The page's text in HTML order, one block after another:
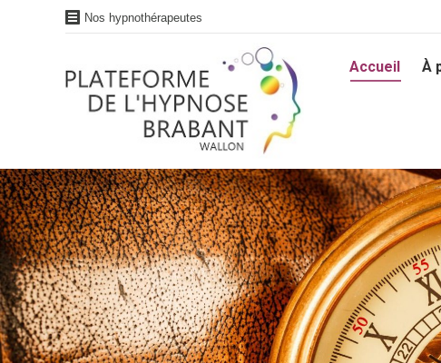
Nos hypnothérapeutes
Accueil À
Accueil À